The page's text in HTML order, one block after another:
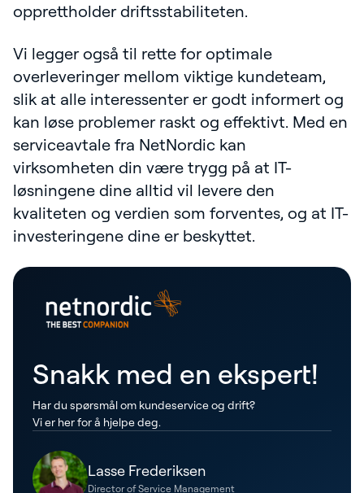
opprettholder driftsstabiliteten.
Vi legger også til rette for optimale
overleveringer mellom viktige kundeteam,
slik at alle interessenter er godt informert og
kan løse problemer raskt og effektivt. Med en
serviceavtale fra NetNordic kan
virksomheten din være trygg på at IT-
løsningene dine alltid vil levere den
kvaliteten og verdien som forventes, og at IT-
investeringene dine er beskyttet.
Snakk med en ekspert!
Har du spørsmål om kundeservice og drift?
Vi er her for å hjelpe deg.
Lasse Frederiksen
Director of Service Management